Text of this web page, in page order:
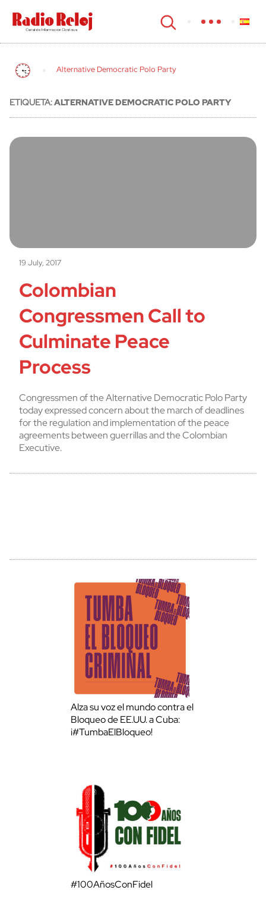
cerrar
Alternative Democratic Polo Party
ETIQUETA:ALTERNATIVE DEMOCRATIC POLO PARTY
19 July, 2017
Colombian
Congressmen Call to
Culminate Peace
Process
Congressmen of the Alternative Democratic Polo Party
today expressed concern about the march of deadlines
for the regulation and implementation of the peace
agreements between guerrillas and the Colombian
Executive.
Alza su voz el mundo contra el
Bloqueo de EE.UU. a Cuba:
¡#TumbaElBloqueo!
#100AñosConFidel